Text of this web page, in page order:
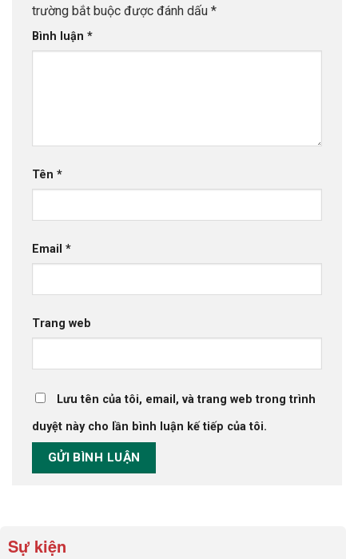
trường bắt buộc được đánh dấu *
Bình luận *
Tên *
Email *
Trang web
Lưu tên của tôi, email, và trang web trong trình
duyệt này cho lần bình luận kế tiếp của tôi.
Sự kiện